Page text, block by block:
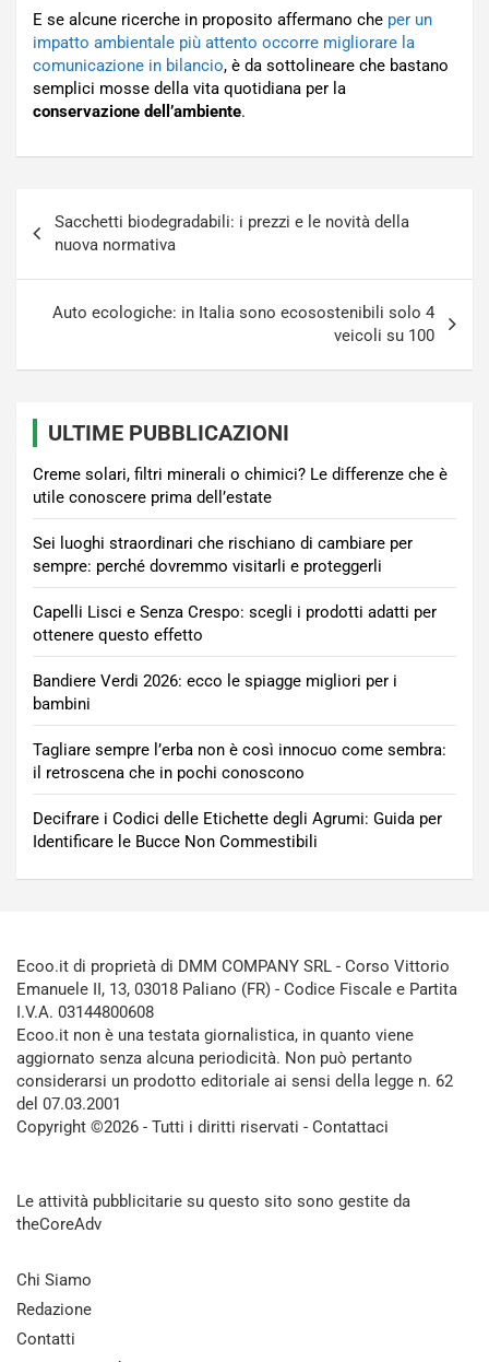
E se alcune ricerche in proposito affermano che per un
impatto ambientale più attento occorre migliorare la
comunicazione in bilancio, è da sottolineare che bastano
semplici mosse della vita quotidiana per la
conservazione dell’ambiente.
articoli
Sacchetti biodegradabili: i prezzi e le novità della
nuova normativa
Auto ecologiche: in Italia sono ecosostenibili solo 4
veicoli su 100
ULTIME PUBBLICAZIONI
Creme solari, filtri minerali o chimici? Le differenze che è
utile conoscere prima dell’estate
Sei luoghi straordinari che rischiano di cambiare per
sempre: perché dovremmo visitarli e proteggerli
Capelli Lisci e Senza Crespo: scegli i prodotti adatti per
ottenere questo effetto
Bandiere Verdi 2026: ecco le spiagge migliori per i
bambini
Tagliare sempre l’erba non è così innocuo come sembra:
il retroscena che in pochi conoscono
Decifrare i Codici delle Etichette degli Agrumi: Guida per
Identificare le Bucce Non Commestibili
Ecoo.it di proprietà di DMM COMPANY SRL - Corso Vittorio
Emanuele II, 13, 03018 Paliano (FR) - Codice Fiscale e Partita
I.V.A. 03144800608
Ecoo.it non è una testata giornalistica, in quanto viene
aggiornato senza alcuna periodicità. Non può pertanto
considerarsi un prodotto editoriale ai sensi della legge n. 62
del 07.03.2001
Copyright ©2026 - Tutti i diritti riservati - Contattaci
Le attività pubblicitarie su questo sito sono gestite da
theCoreAdv
Chi Siamo
Redazione
Contatti